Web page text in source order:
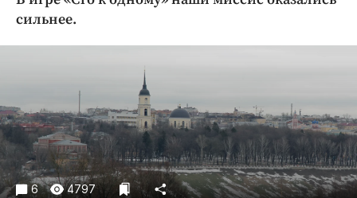
Общество
Погода
Праздники
Происшествия
сильнее.
6 4797